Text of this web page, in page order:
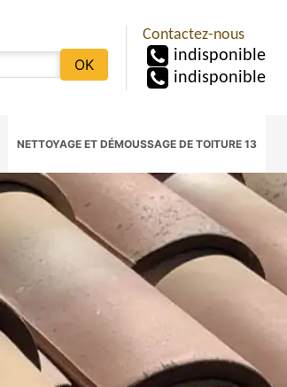
Contactez-nous
indisponible
indisponible
NETTOYAGE ET DÉMOUSSAGE DE TOITURE 13